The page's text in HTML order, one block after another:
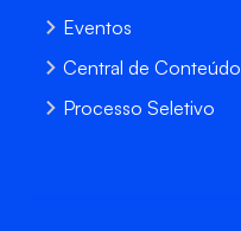
Eventos
Central de Conteúdo
Processo Seletivo